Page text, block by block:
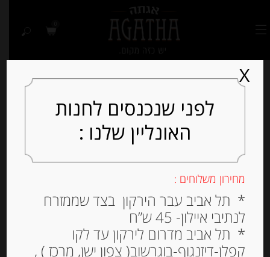
Out of
לפני שנכנסים לחנות
האונליין שלנו :
מחירון משלוחים :
* תל אביב עבר הירקון בצד שממזרח
לנתיבי איילון- 45 ש”ח
* תל אביב מדרום לירקון עד לקו
קפלן-דיזנגוף-בוגרשוב( צפון ישן, מרכז ) ,
X